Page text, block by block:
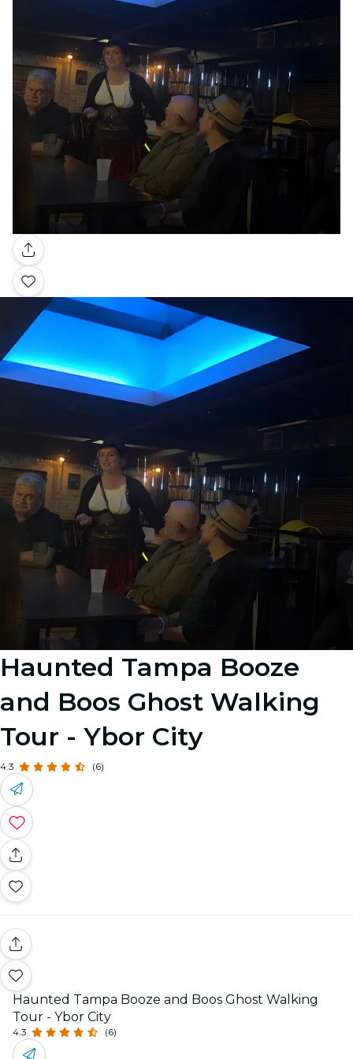
Galleria
Image 2
Haunted Tampa Booze
and Boos Ghost Walking
Tour - Ybor City
4.3 (6)
Haunted Tampa Booze and Boos Ghost Walking
Tour - Ybor City
4.3 (6)